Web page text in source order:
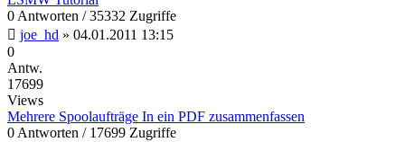
0 Antworten / 35332 Zugriffe
joe_hd » 04.01.2011 13:15
0
Antw.
17699
Views
Mehrere Spoolaufträge In ein PDF zusammenfassen
0 Antworten / 17699 Zugriffe